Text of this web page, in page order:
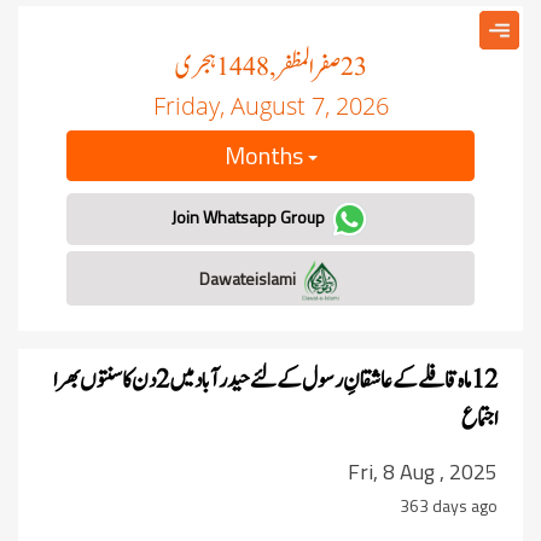
23صفر المظفر, 1448 ہجری
Friday, August 7, 2026
Months
Join Whatsapp Group
12 ماہ قافلے کے عاشقانِ رسول کے لئے
حیدرآباد میں 2 دن کا سنتوں بھرا
اجتماع
Fri, 8 Aug , 2025
363 days ago